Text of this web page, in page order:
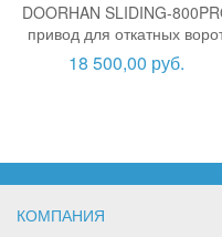
DOORHAN SLIDING-
привод для откатных
18 500,00 руб.
КОМПАНИЯ